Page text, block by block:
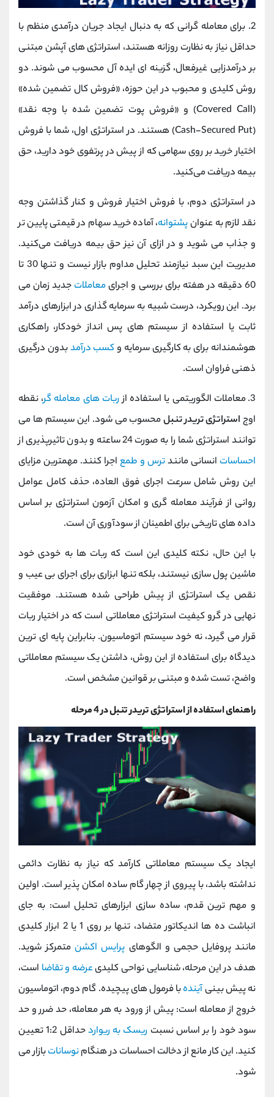
2. برای معامله‌ گرانی که به دنبال ایجاد جریان درآمدی منظم با
حداقل نیاز به نظارت روزانه هستند، استراتژی‌ های آپشن مبتنی
بر درآمدزایی غیرفعال، گزینه ‌ای ایده ‌آل محسوب می ‌شوند. دو
روش کلیدی و محبوب در این حوزه، «فروش کال تضمین‌ شده»
(Covered Call) و «فروش پوت تضمین ‌شده با وجه نقد»
(Cash-Secured Put) هستند. در استراتژی اول، شما با فروش
اختیار خرید بر روی سهامی که از پیش در پرتفوی خود دارید، حق
بیمه دریافت می‌کنید.
در استراتژی دوم، با فروش اختیار فروش و کنار گذاشتن وجه
نقد لازم به عنوانپشتوانه، آماده خرید سهام در قیمتی پایین ‌تر
و جذاب می‌ شوید و در ازای آن نیز حق بیمه دریافت می‌کنید.
مدیریت این سبد نیازمند تحلیل مداوم بازار نیست و تنها 30 تا
60 دقیقه در هفته برای بررسی و اجرای
معاملات جدید زمان می
‌برد. این رویکرد، درست شبیه به سرمایه ‌گذاری در ابزارهای درآمد
ثابت یا استفاده از سیستم ‌های پس ‌انداز خودکار، راهکاری
هوشمندانه برای به کارگیری سرمایه وکسب درآمدبدون درگیری
ذهنی فراوان است.
3. معاملات الگوریتمی یا استفاده از
ربات‌ های معامله ‌گر، نقطه
اوج استراتژی تریدر تنبلمحسوب می‌ شود. این سیستم ‌ها می‌
توانند استراتژی شما را به صورت 24 ساعته و بدون تاثیرپذیری از
احساسات انسانی مانندترس و طمعاجرا کنند. مهمترین مزایای
این روش شامل سرعت اجرای فوق العاده، حذف کامل عوامل
روانی از فرآیند معامله ‌گری و امکان آزمون استراتژی بر اساس
داده ‌های تاریخی برای اطمینان از سودآوری آن است.
با این حال، نکته کلیدی این است که ربات ‌ها به خودی خود
ماشین پول ‌سازی نیستند، بلکه تنها ابزاری برای اجرای بی ‌عیب و
نقص یک استراتژی از پیش طراحی شده هستند. موفقیت
نهایی در گرو کیفیت استراتژی معاملاتی است که در اختیار ربات
قرار می گیرد، نه خود سیستم اتوماسیون. بنابراین پایه ‌ای ترین
دیدگاه برای استفاده از این روش، داشتن یک سیستم معاملاتی
واضح، تست شده و مبتنی بر قوانین مشخص است.
راهنمای استفاده از استراتژی تریدر تنبل در 4 مرحله
ایجاد یک سیستم معاملاتی کارآمد که نیاز به نظارت دائمی
نداشته باشد، با پیروی از چهار گام ساده امکان‌ پذیر است. اولین
و مهم ‌ترین قدم، ساده ‌سازی ابزارهای تحلیل است: به جای
انباشت ده‌ ها اندیکاتور متضاد، تنها بر روی 1 یا 2 ابزار کلیدی
مانند پروفایل حجمی و الگوهای پرایس اکشنمتمرکز شوید.
هدف در این مرحله، شناسایی نواحی کلیدیعرضه و تقاضا است،
نه پیش ‌بینیآیندهبا فرمول ‌های پیچیده. گام دوم، اتوماسیون
خروج از معامله است: پیش از ورود به هر معامله، حد ضرر و حد
سود خود را بر اساس نسبت ریسک به ریوارد
حداقل 1:2 تعیین
کنید. این کار مانع از دخالت احساسات در هنگامنوساناتبازار می‌
شود.